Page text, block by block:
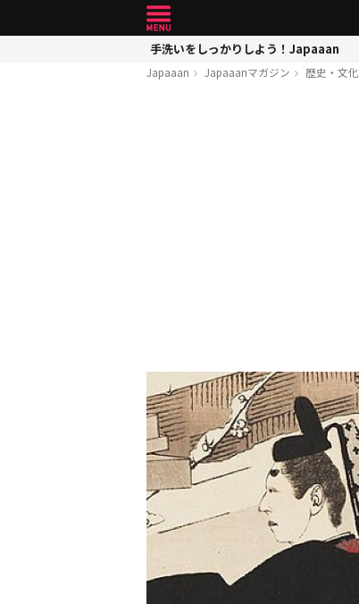
手洗いをしっかりしよう！Japaaan
Japaaan Japaaanマガジン 歴史・文化